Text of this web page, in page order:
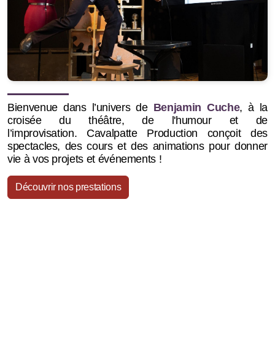
Bienvenue dans l’univers de Benjamin Cuche, à la
croisée du théâtre, de l'humour et de
l’improvisation. Cavalpatte Production conçoit des
spectacles, des cours et des animations pour donner
vie à vos projets et événements !
Découvrir nos prestations